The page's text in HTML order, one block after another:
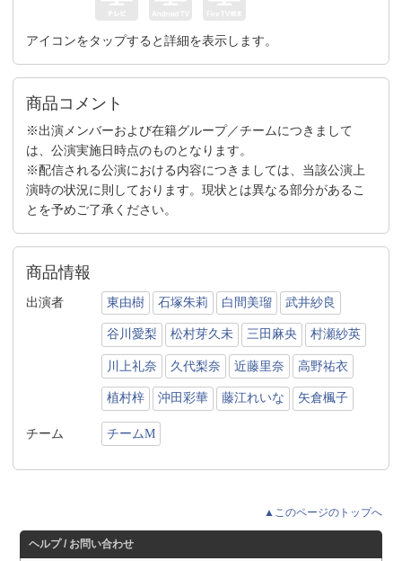
アイコンをタップすると詳細を表示します。
商品コメント
※出演メンバーおよび在籍グループ／チームにつきまして
は、公演実施日時点のものとなります。
※配信される公演における内容につきましては、当該公演上
演時の状況に則しております。現状とは異なる部分があるこ
とを予めご了承ください。
商品情報
出演者 東由樹 石塚朱莉 白間美瑠 武井紗良
谷川愛梨 松村芽久未 三田麻央 村瀬紗英
川上礼奈 久代梨奈 近藤里奈 高野祐衣
植村梓 沖田彩華 藤江れいな 矢倉楓子
チーム チームM
▲このページのトップへ
ヘルプ / お問い合わせ